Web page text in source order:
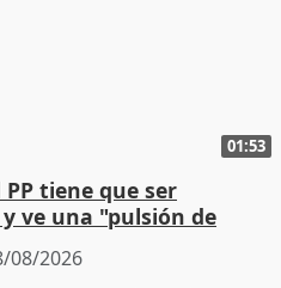
01:53
tiene que ser
ve una "pulsión de
08/2026